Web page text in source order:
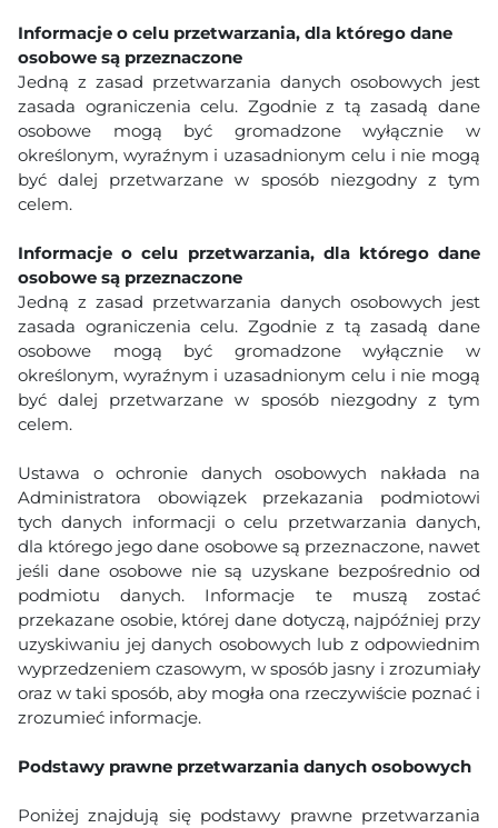
Informacje o celu przetwarzania, dla którego dane
osobowe są przeznaczone
Jedną z zasad przetwarzania danych osobowych jest
zasada ograniczenia celu. Zgodnie z tą zasadą dane
osobowe mogą być gromadzone wyłącznie w
określonym, wyraźnym i uzasadnionym celu i nie mogą
być dalej przetwarzane w sposób niezgodny z tym
celem.
Informacje o celu przetwarzania, dla którego dane
osobowe są przeznaczone
Jedną z zasad przetwarzania danych osobowych jest
zasada ograniczenia celu. Zgodnie z tą zasadą dane
osobowe mogą być gromadzone wyłącznie w
określonym, wyraźnym i uzasadnionym celu i nie mogą
być dalej przetwarzane w sposób niezgodny z tym
celem.
Ustawa o ochronie danych osobowych nakłada na
Administratora obowiązek przekazania podmiotowi
tych danych informacji o celu przetwarzania danych,
dla którego jego dane osobowe są przeznaczone, nawet
jeśli dane osobowe nie są uzyskane bezpośrednio od
podmiotu danych. Informacje te muszą zostać
przekazane osobie, której dane dotyczą, najpóźniej przy
uzyskiwaniu jej danych osobowych lub z odpowiednim
wyprzedzeniem czasowym, w sposób jasny i zrozumiały
oraz w taki sposób, aby mogła ona rzeczywiście poznać i
zrozumieć informacje.
Podstawy prawne przetwarzania danych osobowych
Poniżej znajdują się podstawy prawne przetwarzania